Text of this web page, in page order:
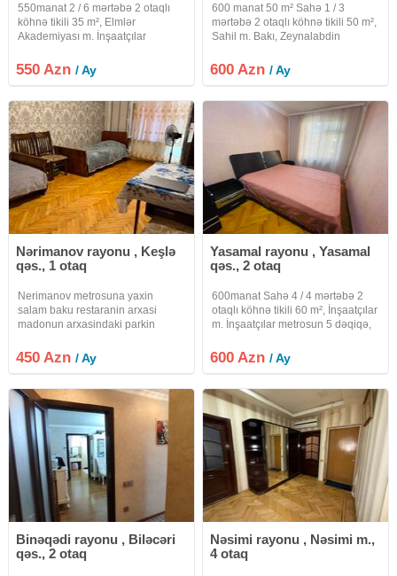
550manat 2 / 6 mərtəbə 2 otaqlı
köhnə tikili 35 m², Elmlər
Akademiyası m. İnşaatçılar
məsafədə yerləşən (13 nömrəli
məktəbin yanı) 2 otağa düzəlmə
550 Azn/ Ay
600 manat 50 m² Sahə 1 / 3
mərtəbə 2 otaqlı köhnə tikili 50 m²,
Sahil m. Bakı, Zeynalabdin
haqqi
600 Azn/ Ay
Nərimanov rayonu , Keşlə
qəs., 1 otaq
Nerimanov metrosuna yaxin
salam baku restaranin arxasi
madonun arxasindaki parkin
5/4mertebesi 45kvadrat bagli
balkon. Hamam ariston istilik
. 3-qrafat
450 Azn/ Ay
Yasamal rayonu , Yasamal
qəs., 2 otaq
600manat Sahə 4 / 4 mərtəbə 2
otaqlı köhnə tikili 60 m², İnşaatçılar
m. İnşaatçılar metrosun 5 dəqiqə,
dəqiqəlik məsafədə yerləşir. Hər
bir şəraiti var. Bakı, Şərifzadə
600 Azn/ Ay
Binəqədi rayonu , Biləcəri
qəs., 2 otaq
Nəsimi rayonu , Nəsimi m.,
4 otaq